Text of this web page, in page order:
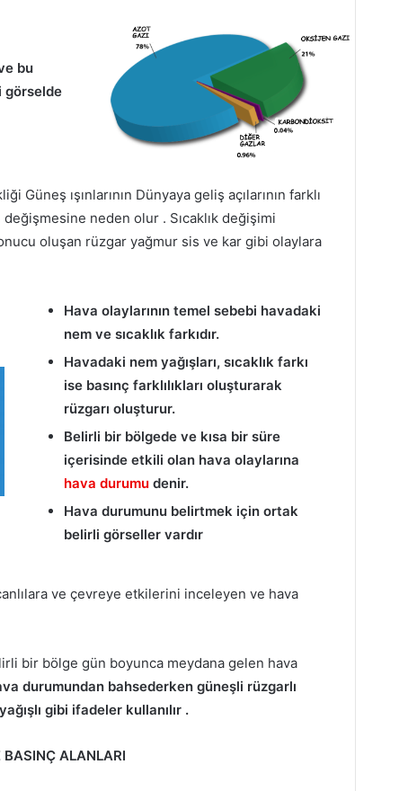
bu
görselde
Güneş ışınlarının Dünyaya geliş açılarının farklı
değişmesine neden olur . Sıcaklık değişimi
oluşan rüzgar yağmur sis ve kar gibi olaylara
Hava olaylarının temel sebebi havadaki
nem ve sıcaklık farkıdır.
Havadaki nem yağışları, sıcaklık farkı
ise basınç farklılıkları oluşturarak
rüzgarı oluşturur.
Belirli bir bölgede ve kısa bir süre
içerisinde etkili olan hava olaylarına
hava durumu denir.
Hava durumunu belirtmek için ortak
belirli görseller vardır
ve çevreye etkilerini inceleyen ve hava
bir bölge gün boyunca meydana gelen hava
durumundan bahsederken güneşli rüzgarlı
gibi ifadeler kullanılır .
ALANLARI